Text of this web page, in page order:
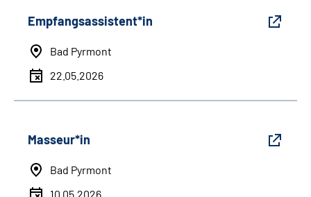
Empfangsassistent*in
Bad Pyrmont
22.05.2026
Masseur*in
Bad Pyrmont
10.05.2026